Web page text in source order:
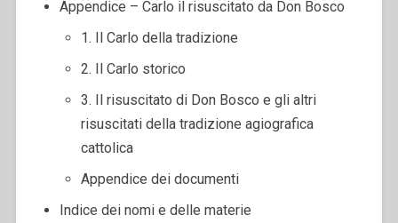
Appendice – Carlo il risuscitato da Don Bosco
1. Il Carlo della tradizione
2. Il Carlo storico
3. Il risuscitato di Don Bosco e gli altri
risuscitati della tradizione agiografica
cattolica
Appendice dei documenti
Indice dei nomi e delle materie